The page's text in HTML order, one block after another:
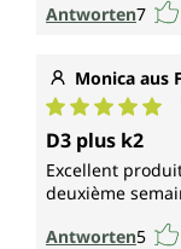
Antworten7
Monica aus
D3 plus k2
Excellent
deuxième
Antworten5